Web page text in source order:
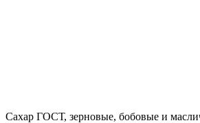
Сахар ГОСТ, зерновые, бобовые и